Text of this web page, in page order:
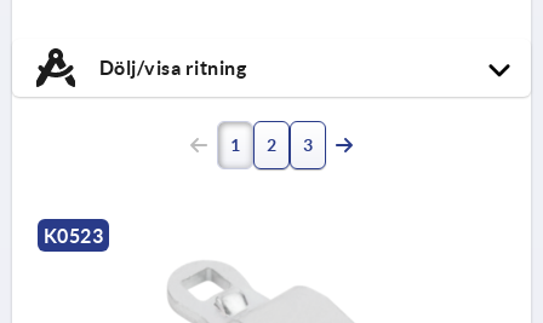
Dölj/visa ritning
1 2 3
K0523